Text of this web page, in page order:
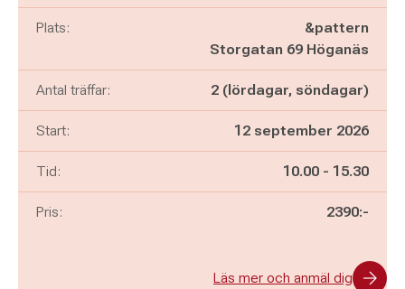
Plats:
&pattern
Storgatan 69 Höganäs
Antal träffar: 2 (lördagar, söndagar)
Start: 12 september 2026
Tid: Pågår mellan
10.00 - och
15.30
Pris: 2390:-
Läs mer och anmäl dig